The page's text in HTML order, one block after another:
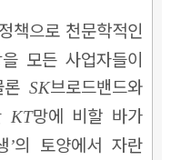
책으로 천문학적인
모든 사업자들이
론SK브로드밴드와
KT망에 비할 바가
’의 토양에서 자란